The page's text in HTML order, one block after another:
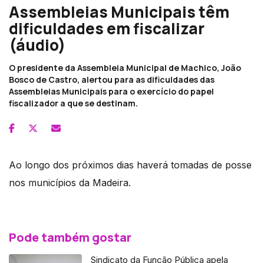
Assembleias Municipais têm
dificuldades em fiscalizar
(áudio)
O presidente da Assembleia Municipal de Machico, João
Bosco de Castro, alertou para as dificuldades das
Assembleias Municipais para o exercício do papel
fiscalizador a que se destinam.
Ao longo dos próximos dias haverá tomadas de posse
nos municípios da Madeira.
Pode também gostar
Sindicato da Função Pública apela